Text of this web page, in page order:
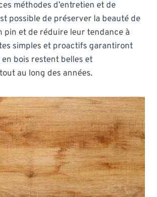
méthodes d’entretien et de
possible de préserver la beauté de
pin et de réduire leur tendance à
simples et proactifs garantiront
bois restent belles et
au long des années.